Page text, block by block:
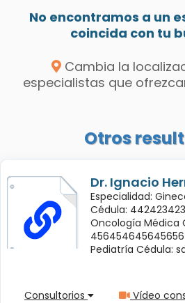
No encontramos a un
coincida con tu
Cambia la
especialistas que
Otros
Dr. Ignacio
Especialidad:
Cédula:
Oncología Médica
Pediatría Cédula:
Consultorios Vídeo